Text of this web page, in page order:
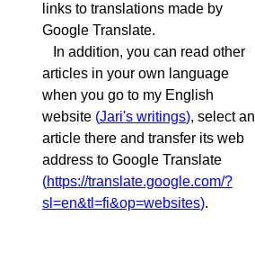
links to translations made by
Google Translate.
In addition, you can read other
articles in your own language
when you go to my English
website (Jari's writings), select an
article there and transfer its web
address to Google Translate
(https://translate.google.com/?
sl=en&tl=fi&op=websites).